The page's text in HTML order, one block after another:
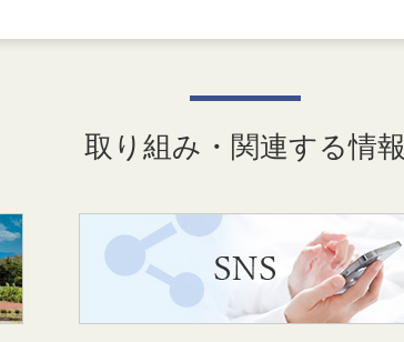
取り組み・関連する情報